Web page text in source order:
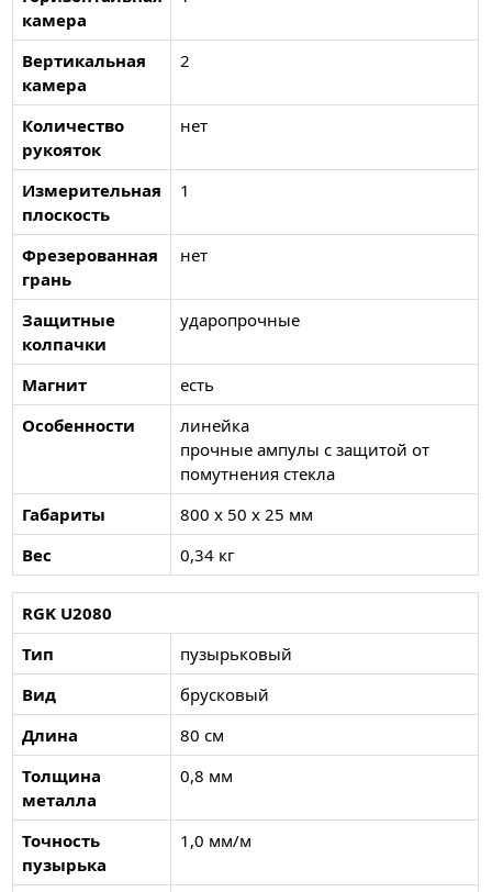
камера
Вертикальная
камера
2
Количество
рукояток
нет
Измерительная
плоскость
1
Фрезерованная
грань
нет
Защитные
колпачки
ударопрочные
Магнит
есть
Особенности
линейка
прочные ампулы с защитой от
помутнения стекла
Габариты
800 x 50 x 25 мм
Вес
0,34 кг
RGK U2080
Тип
пузырьковый
Вид
брусковый
Длина
80 см
Толщина
металла
0,8 мм
Точность
пузырька
1,0 мм/м